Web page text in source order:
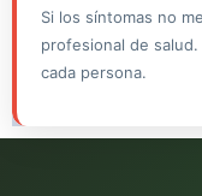
Si los síntomas no
profesional de
cada persona.